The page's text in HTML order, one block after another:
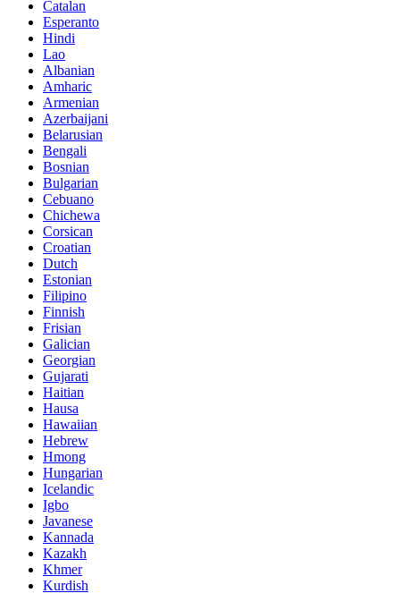
Catalan
Esperanto
Hindi
Lao
Albanian
Amharic
Armenian
Azerbaijani
Belarusian
Bengali
Bosnian
Bulgarian
Cebuano
Chichewa
Corsican
Croatian
Dutch
Estonian
Filipino
Finnish
Frisian
Galician
Georgian
Gujarati
Haitian
Hausa
Hawaiian
Hebrew
Hmong
Hungarian
Icelandic
Igbo
Javanese
Kannada
Kazakh
Khmer
Kurdish